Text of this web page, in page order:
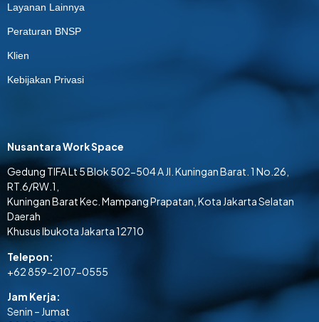
Layanan Lainnya
Peraturan BNSP
Klien
Kebijakan Privasi
Nusantara Work Space
Gedung TIFA Lt 5 Blok 502-504 A Jl. Kuningan Barat. 1 No.26,
RT.6/RW.1,
Kuningan Barat Kec. Mampang Prapatan, Kota Jakarta Selatan
Daerah
Khusus Ibukota Jakarta 12710
Telepon:
+62 859-2107-0555
Jam Kerja:
Senin – Jumat